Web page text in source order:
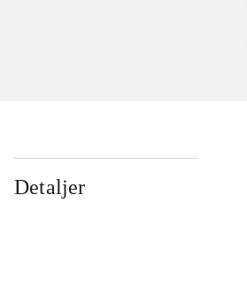
Detaljer